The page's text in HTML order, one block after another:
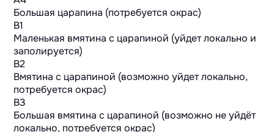
Большая царапина (потребуется окрас)
B1
Маленькая вмятина с царапиной (уйдет локально и
заполируется)
B2
Вмятина с царапиной (возможно уйдет локально,
потребуется окрас)
B3
Большая вмятина с царапиной (возможно не уйдёт
локально, потребуется окрас)